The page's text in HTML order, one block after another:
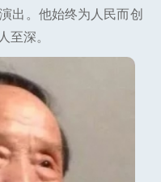
出。他始终为人民而创
至深。